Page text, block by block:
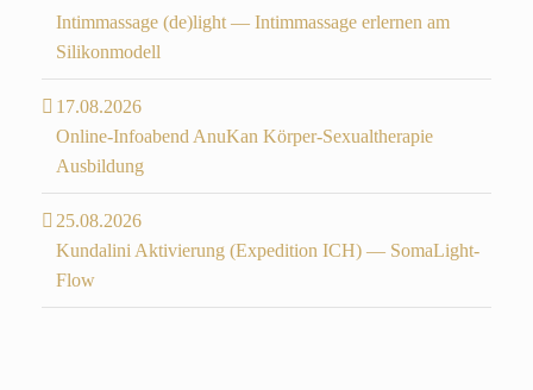
Intimmassage (de)light — Intimmassage erlernen am
Silikonmodell
17.08.2026
Online-Infoabend AnuKan Körper-Sexualtherapie
Ausbildung
25.08.2026
Kundalini Aktivierung (Expedition ICH) — SomaLight-
Flow